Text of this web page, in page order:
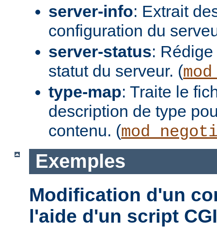
server-info: Extrait
configuration du
server-status:
statut du serveur. (
type-map: Traite le
description de type
contenu. (
Exemples
Modification d'un
l'aide d'un script CGI